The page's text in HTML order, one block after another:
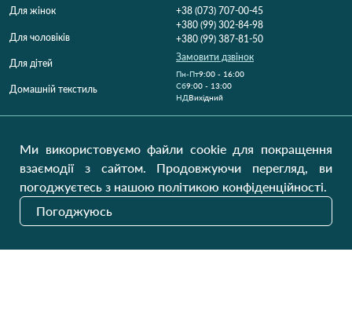
Для жінок
Для чоловіків
Для дітей
Домашній текстиль
+38 (073) 707-00-45
+380 (99) 302-84-98
+380 (99) 387-81-50
Замовити дзвінок
Пн-Пт9:00 - 16:00
Cб9:00 - 13:00
НДВихідний
Наші оновлення
Ми використовуємо файли cookie для покращення
взаємодії з сайтом. Продовжуючи перегляд, ви
погоджуєтесь з нашою політикою конфіденційності.
Погоджуюсь